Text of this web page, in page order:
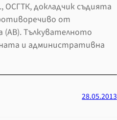
ОСГТК, докладчик съдията
от
(АВ). Тълкувателното
и административна
28.05.2013